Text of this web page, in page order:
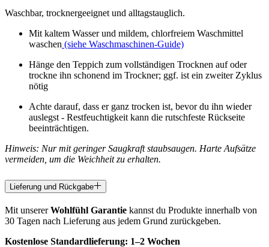
Waschbar, trocknergeeignet und alltagstauglich.
Mit kaltem Wasser und mildem, chlorfreiem Waschmittel
waschen (siehe Waschmaschinen-Guide)
Hänge den Teppich zum vollständigen Trocknen auf oder
trockne ihn schonend im Trockner; ggf. ist ein zweiter Zyklus
nötig
Achte darauf, dass er ganz trocken ist, bevor du ihn wieder
auslegst - Restfeuchtigkeit kann die rutschfeste Rückseite
beeinträchtigen.
Hinweis: Nur mit geringer Saugkraft staubsaugen. Harte Aufsätze
vermeiden, um die Weichheit zu erhalten.
Lieferung und Rückgabe
Mit unsererWohlfühl Garantie kannst du Produkte innerhalb von
30 Tagen nach Lieferung aus jedem Grund zurückgeben.
Kostenlose Standardlieferung: 1–2 Wochen